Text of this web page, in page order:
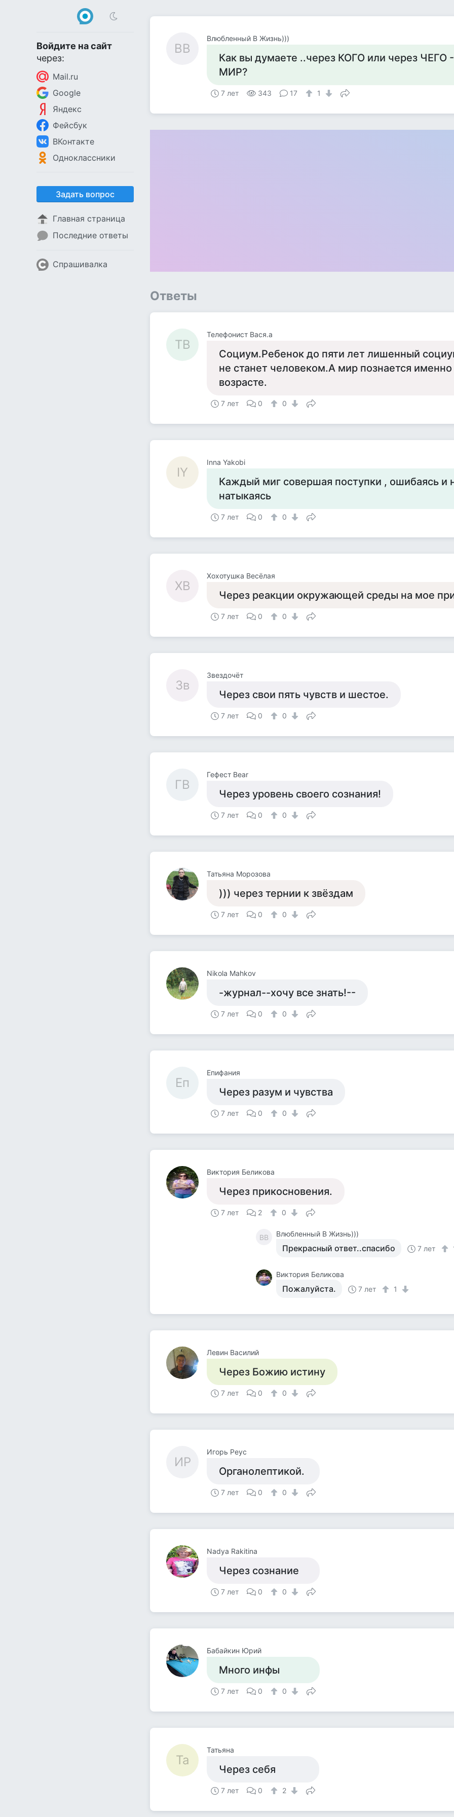
Войдите на сайт
через:
Mail.ru
Google
Яндекс
Фейсбук
ВКонтакте
Одноклассники
Задать вопрос
Главная страница
Последние ответы
Спрашивалка
ВВ
Влюбленный В Жизнь)))
Как вы думаете ..через КОГО или через ЧЕГО
МИР?
7 лет 343 17 1
Ответы
ТВ
Телефонист Вася.а
Социум.Ребенок до пяти лет лишенный
не станет человеком.А мир познается именно
возрасте.
7 лет 0 0
IY
Inna Yakobi
Каждый миг совершая поступки , ошибаясь и
натыкаясь
7 лет 0 0
ХВ
Хохотушка Весёлая
Через реакции окружающей среды на мое
7 лет 0 0
Зв
Звездочёт
Через свои пять чувств и шестое.
7 лет 0 0
ГB
Гефест Bear
Через уровень своего сознания!
7 лет 0 0
Татьяна Морозова
))) через тернии к звёздам
7 лет 0 0
Nikola Mahkov
-журнал--хочу все знать!--
7 лет 0 0
Еп
Епифания
Через разум и чувства
7 лет 0 0
Виктория Беликова
Через прикосновения.
7 лет 2 0
ВВ Влюбленный В Жизнь)))
Прекрасный ответ..спасибо 7 лет
Виктория Беликова
Пожалуйста. 7 лет 1
Левин Василий
Через Божию истину
7 лет 0 0
ИР
Игорь Реус
Органолептикой.
7 лет 0 0
Nadya Rakitina
Через сознание
7 лет 0 0
Бабайкин Юрий
Много инфы
7 лет 0 0
Та
Татьяна
Через себя
7 лет 0 2